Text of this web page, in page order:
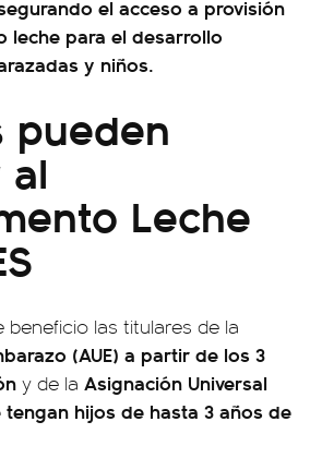
el acceso a provisión
leche para el desarrollo
y niños.
pueden
Leche
beneficio las titulares de la
(AUE) a partir de los 3
y de la Asignación Universal
tengan hijos de hasta 3 años de